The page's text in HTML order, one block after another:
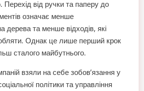
від ручки та паперу до
означає менше
дерева та менше відходів, які
Однак це лише перший крок
сталого майбутнього.
взяли на себе зобов’язання у
політики та управління